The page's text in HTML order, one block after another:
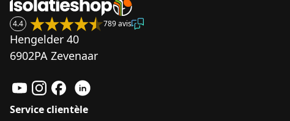
4.4 789 avis
Hengelder 40
6902PA Zevenaar
Service clientèle